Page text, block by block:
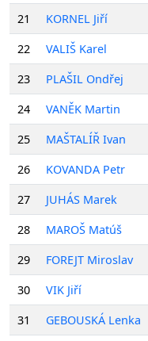
21
KORNEL Jiří
22
VALIŠ Karel
23
PLAŠIL Ondřej
24
VANĚK Martin
25
MAŠTALÍŘ Ivan
26
KOVANDA Petr
27
JUHÁS Marek
28
MAROŠ Matúš
29
FOREJT Miroslav
30
VIK Jiří
31
GEBOUSKÁ Lenka